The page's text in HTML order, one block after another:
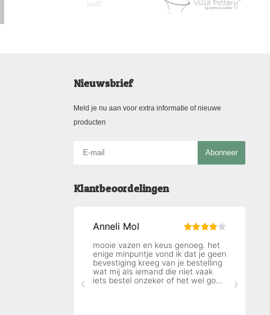
Nieuwsbrief
Meld je nu aan voor extra informatie of nieuwe
producten
Abonneer
Klantbeoordelingen